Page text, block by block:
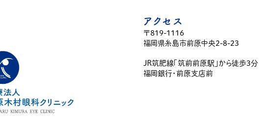
アクセス
〒819-1116
福岡県糸島市前原中央2-8-23
JR筑肥線「筑前前原駅」から徒歩3分
福岡銀行・前原支店前